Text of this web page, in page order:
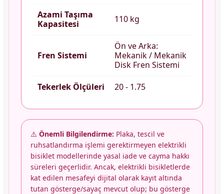
Azami Taşıma
Kapasitesi
110 kg
Fren Sistemi
Ön ve Arka:
Mekanik / Mekanik
Disk Fren Sistemi
Tekerlek Ölçüleri
20 - 1.75
⚠️ Önemli Bilgilendirme: Plaka, tescil ve
ruhsatlandırma işlemi gerektirmeyen elektrikli
bisiklet modellerinde yasal iade ve cayma hakkı
süreleri geçerlidir. Ancak, elektrikli bisikletlerde
kat edilen mesafeyi dijital olarak kayıt altında
tutan gösterge/sayaç mevcut olup; bu gösterge